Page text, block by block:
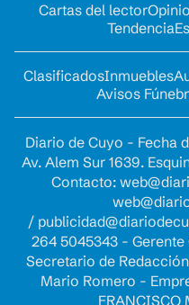
Cartas del lector
Tendencia
ClasificadosInmuebles
Avisos
Diario de Cuyo - Fecha
Av. Alem Sur 1639.
Contacto:
/
264 5045343 -
Secretario de
Mario Romero -
FRANCISCO